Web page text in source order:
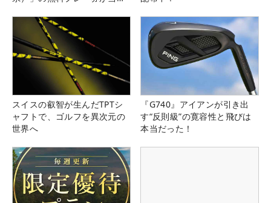
スイスの叡智が生んだTPTシ
ャフトで、ゴルフを異次元の
世界へ
『G740』アイアンが引き出
す“反則級”の寛容性と飛びは
本当だった！